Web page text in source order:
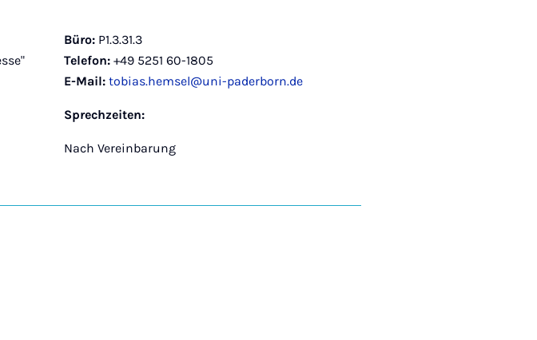
Büro: P1.3.31.3
Telefon: +49 5251 60-1805
E-Mail: tobias.hemsel@uni-paderborn.de
Sprechzeiten:
Nach Vereinbarung